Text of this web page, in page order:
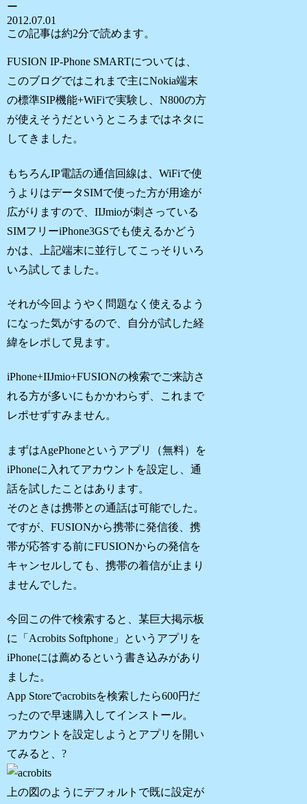
ー
2012.07.01
この記事は約2分で読めます。
FUSION IP-Phone SMARTについては、
このブログではこれまで主にNokia端末
の標準SIP機能+WiFiで実験し、N800の方
が使えそうだというところまではネタに
してきました。
もちろんIP電話の通信回線は、WiFiで使
うよりはデータSIMで使った方が用途が
広がりますので、IIJmioが刺さっている
SIMフリーiPhone3GSでも使えるかどう
かは、上記端末に並行してこっそりいろ
いろ試してました。
それが今回ようやく問題なく使えるよう
になった気がするので、自分が試した経
緯をレポして見ます。
iPhone+IIJmio+FUSIONの検索でご来訪さ
れる方が多いにもかかわらず、これまで
レポせずすみません。
まずはAgePhoneというアプリ（無料）を
iPhoneに入れてアカウントを設定し、通
話を試したことはあります。
そのときは携帯との通話は可能でした。
ですが、FUSIONから携帯に発信後、携
帯が応答する前にFUSIONからの発信を
キャンセルしても、携帯の着信が止まり
ませんでした。
今回この件で検索すると、某巨大掲示板
に「Acrobits Softphone」というアプリを
iPhoneには薦めるという書き込みがあり
ました。
App Storeでacrobitsを検索したら600円だ
ったので早速購入してインストール。
アカウントを設定しようとアプリを開い
てみると、?
上の図のようにデフォルトで既に設定が